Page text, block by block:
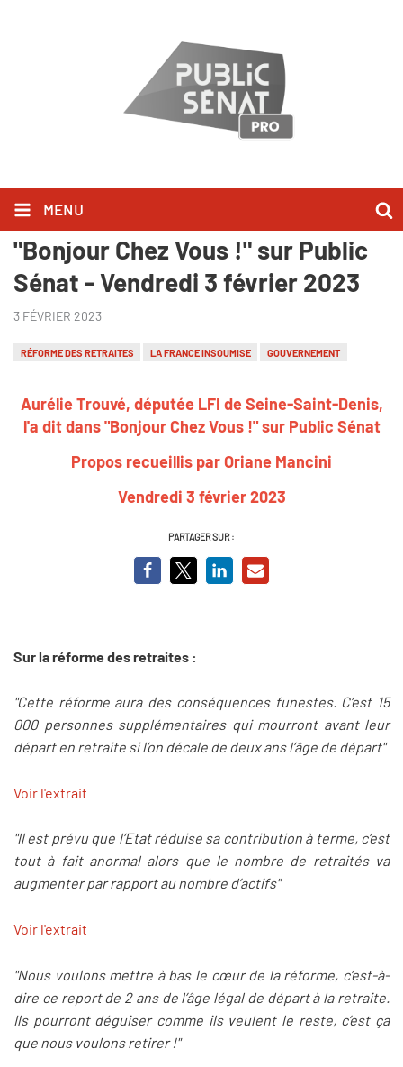
MENU
Aurélie Trouvé l'a dit dans
"Bonjour Chez Vous !" sur Public
Sénat - Vendredi 3 février 2023
3 FÉVRIER 2023
RÉFORME DES RETRAITES LA FRANCE INSOUMISE GOUVERNEMENT
Aurélie Trouvé, députée LFI de Seine-Saint-Denis,
l'a dit dans "Bonjour Chez Vous !" sur Public Sénat
Propos recueillis par Oriane Mancini
Vendredi 3 février 2023
PARTAGER SUR :
Sur la réforme des retraites :
"Cette réforme aura des conséquences funestes. C’est 15
000 personnes supplémentaires qui mourront avant leur
départ en retraite si l’on décale de deux ans l’âge de départ"
Voir l'extrait
"Il est prévu que l’Etat réduise sa contribution à terme, c’est
tout à fait anormal alors que le nombre de retraités va
augmenter par rapport au nombre d’actifs"
Voir l'extrait
"Nous voulons mettre à bas le cœur de la réforme, c’est-à-
dire ce report de 2 ans de l’âge légal de départ à la retraite.
Ils pourront déguiser comme ils veulent le reste, c’est ça
que nous voulons retirer !"